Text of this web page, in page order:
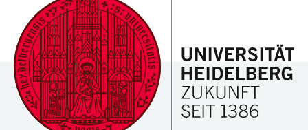
LINKS
ZUR
BARRIEREFREIHEIT
ZUM
HAUPTINHALT
HAUPTNAVIGATION
ÖFFNEN
WEBSEITENSUCHE
ÖFFNEN